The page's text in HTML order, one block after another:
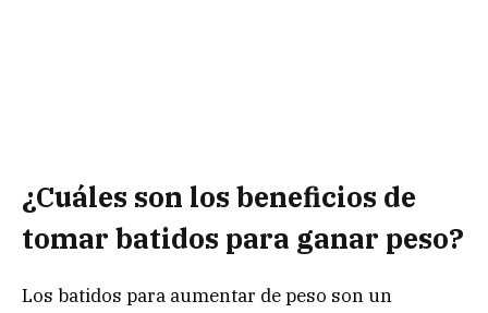
¿Cuáles son los beneficios de
tomar batidos para ganar peso?
Los batidos para aumentar de peso son un